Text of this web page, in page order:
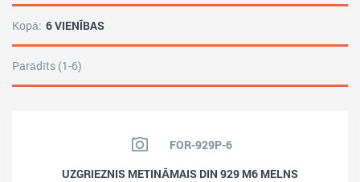
Kopā: 6 VIENĪBAS
Parādīts (1-6)
FOR-929P-6
UZGRIEZNIS METINĀMAIS DIN 929 M6 MELNS